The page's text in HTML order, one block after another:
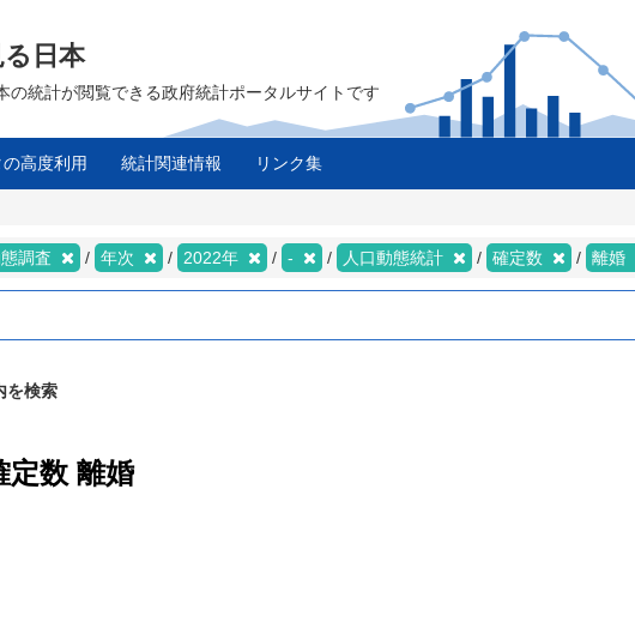
日本
の統計が閲覧できる政府統計ポータルサイトです
高度利用 統計関連情報 リンク集
調査 年次 2022年 - 人口動態統計 確定数 離婚
を検索
定数 離婚